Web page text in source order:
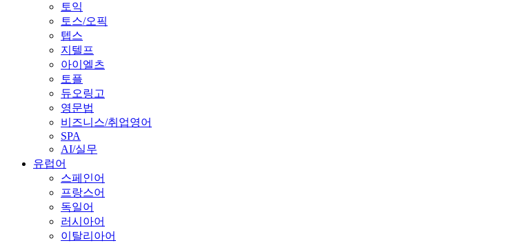
토익
토스/오픽
텝스
지텔프
아이엘츠
토플
듀오링고
영문법
비즈니스/취업영어
SPA
AI/실무
유럽어
스페인어
프랑스어
독일어
러시아어
이탈리아어